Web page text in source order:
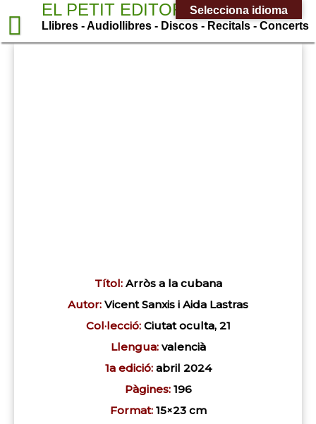
contenido
EL PETIT EDITOR
Llibres - Audiollibres - Discos - Recitals - Concerts
Títol: Arròs a la cubana
Autor: Vicent Sanxis i Aida Lastras
Col·lecció: Ciutat oculta, 21
Llengua: valencià
1a edició: abril 2024
Pàgines: 196
Format:15×23 cm
Selecciona idioma